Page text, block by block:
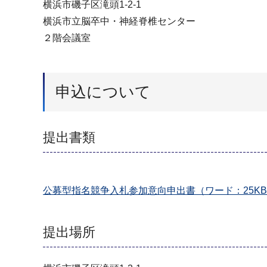
横浜市磯子区滝頭1-2-1
横浜市立脳卒中・神経脊椎センター
２階会議室
申込について
提出書類
公募型指名競争入札参加意向申出書（ワード：
提出場所